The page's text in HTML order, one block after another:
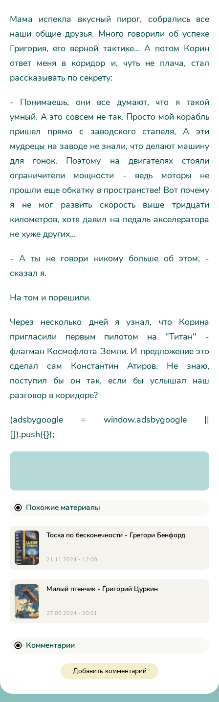
Мама испекла вкусный пирог, собрались все
наши общие друзья. Много говорили об успехе
Григория, его верной тактике... А потом Корин
ответ меня в коридор и, чуть не плача, стал
рассказывать по секрету:
- Понимаешь, они все думают, что я такой
умный. А это совсем не так. Просто мой корабль
пришел прямо с заводского стапеля, А эти
мудрецы на заводе не знали, что делают машину
для гонок. Поэтому на двигателях стояли
ограничители мощности - ведь моторы не
прошли еще обкатку в пространстве! Вот почему
я не мог развить скорость выше тридцати
километров, хотя давил на педаль акселератора
не хуже других...
- А ты не говори никому больше об этом, -
сказал я.
На том и порешили.
Через несколько дней я узнал, что Корина
пригласили первым пилотом на "Титан" -
флагман Космофлота Земли. И предложение это
сделал сам Константин Атиров. Не знаю,
поступил бы он так, если бы услышал наш
разговор в коридоре?
(adsbygoogle = window.adsbygoogle ||
[]).push({});
Похожие материалы
Тоска по бесконечности - Грегори Бенфорд
21.11.2024 - 12:00
Милый птенчик - Григорий Цуркин
27.05.2024 - 20:01
Комментарии
Добавить комментарий